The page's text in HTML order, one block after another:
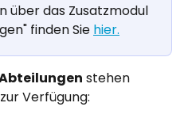
über das Zusatzmodul
finden Sie hier.
stehen
Verfügung: